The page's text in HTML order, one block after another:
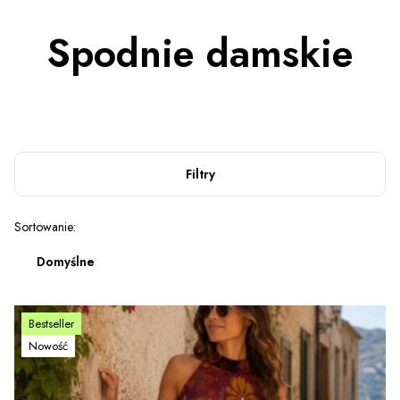
Spodnie damskie
Filtry
Lista produktów
Sortowanie:
Domyślne
Bestseller
Nowość